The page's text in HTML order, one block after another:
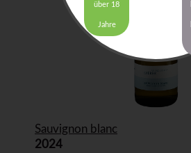
Sauvignon blanc
2024
über 18
Jahre